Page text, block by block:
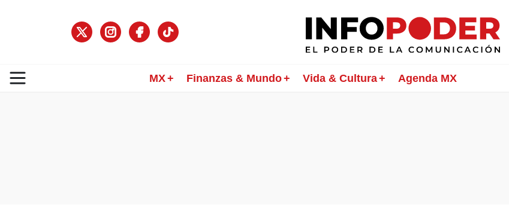
MX Finanzas & Mundo Vida & Cultura Agenda MX